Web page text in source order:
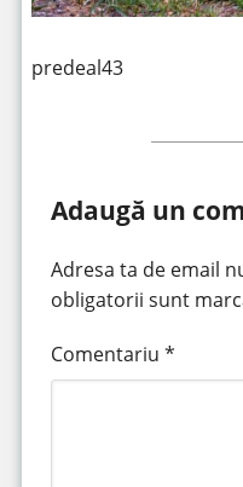
predeal43
Adaugă un
Adresa ta de email
obligatorii sunt
Comentariu *